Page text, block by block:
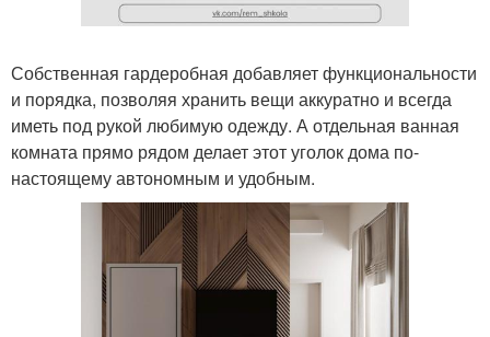
Собственная гардеробная добавляет функциональности
и порядка, позволяя хранить вещи аккуратно и всегда
иметь под рукой любимую одежду. А отдельная ванная
комната прямо рядом делает этот уголок дома по-
настоящему автономным и удобным.